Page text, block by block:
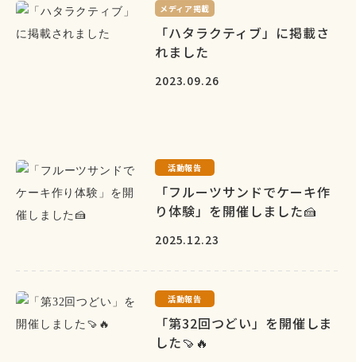
メディア掲載
「ハタラクティブ」に掲載さ
れました
2023.09.26
活動報告
「フルーツサンドでケーキ作
り体験」を開催しました🍰
2025.12.23
活動報告
「第32回つどい」を開催しま
した🍠🔥